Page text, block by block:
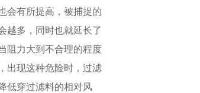
会有所提高，被捕捉的
越多，同时也就延长了
阻力大到不合理的程度
出现这种危险时，过滤
低穿过滤料的相对风